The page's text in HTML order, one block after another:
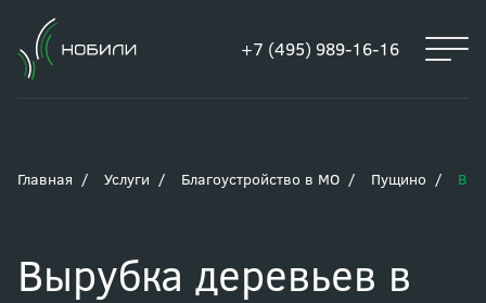
+7 (495) 989-16-16
Главная Услуги Благоустройство в МО Пущино
Вырубка деревьев в